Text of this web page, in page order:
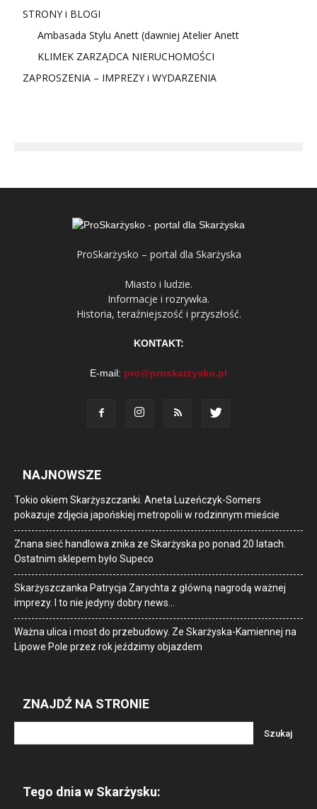
STRONY i BLOGI
Ambasada Stylu Anett (dawniej Atelier Anett
KLIMEK ZARZĄDCA NIERUCHOMOŚCI
ZAPROSZENIA – IMPREZY i WYDARZENIA
ProSkarżysko – portal dla Skarżyska
Miasto i ludzie.
Informacje i rozrywka.
Historia, teraźniejszość i przyszłość.
KONTAKT:
E-mail: pro@proskarzysko.pl
NAJNOWSZE
Tokio okiem Skarżyszczanki. Aneta Luzeńczyk-Somers
pokazuje zdjęcia japońskiej metropolii w rodzinnym mieście
Znana sieć handlowa znika ze Skarżyska po ponad 20 latach.
Ostatnim sklepem było Supeco
Skarżyszczanka Patrycja Zarychta z główną nagrodą ważnej
imprezy. I to nie jedyny dobry news…
Ważna ulica i most do przebudowy. Ze Skarżyska-Kamiennej na
Lipowe Pole przez rok jeździmy objazdem
ZNAJDŹ NA STRONIE
Tego dnia w Skarżysku: